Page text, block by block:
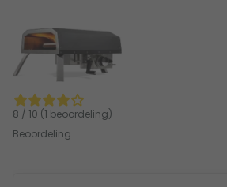
8 / 10 (1 beoordeling)
Beoordeling